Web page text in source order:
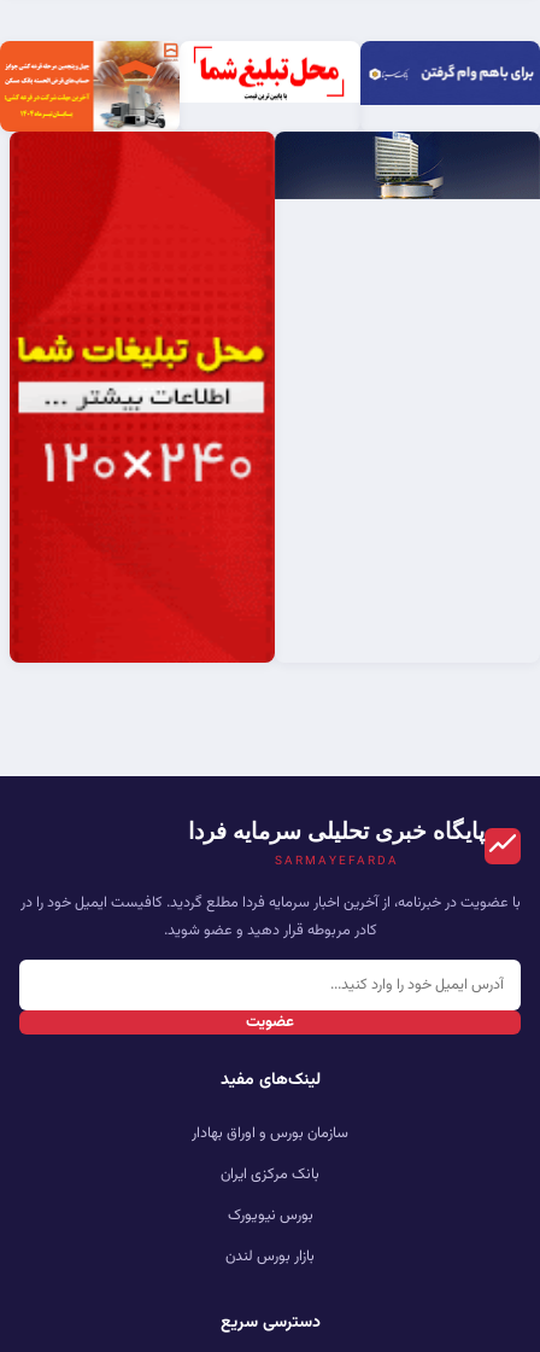
پایگاه خبری تحلیلی سرمایه فردا
SARMAYEFARDA
با عضویت در خبرنامه، از آخرین اخبار سرمایه فردا مطلع گردید. کافیست ایمیل خود را در
کادر مربوطه قرار دهید و عضو شوید.
عضویت
لینک‌های مفید
سازمان بورس و اوراق بهادار
بانک مرکزی ایران
بورس نیویورک
بازار بورس لندن
دسترسی سریع